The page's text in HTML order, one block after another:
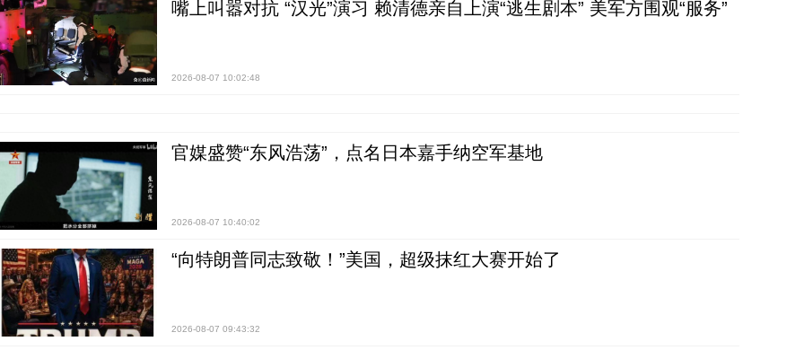
嘴上叫嚣对抗 “汉光”演习 赖清德亲自上演“逃生剧本” 美军方围观“服务”
2026-08-07 10:02:48
官媒盛赞“东风浩荡”，点名日本嘉手纳空军基地
2026-08-07 10:40:02
“向特朗普同志致敬！”美国，超级抹红大赛开始了
2026-08-07 09:43:32